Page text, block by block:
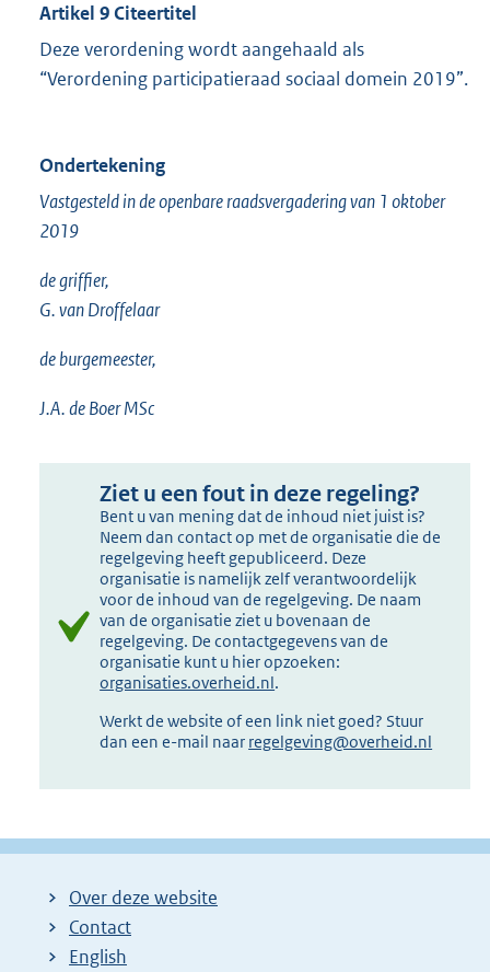
Artikel 9 Citeertitel
Deze verordening wordt aangehaald als
“Verordening participatieraad sociaal domein 2019”.
Ondertekening
Vastgesteld in de openbare raadsvergadering van 1 oktober
2019
de griffier,
G. van Droffelaar
de burgemeester,
J.A. de Boer MSc
Ziet u een fout in deze regeling?
Bent u van mening dat de inhoud niet juist is?
Neem dan contact op met de organisatie die de
regelgeving heeft gepubliceerd. Deze
organisatie is namelijk zelf verantwoordelijk
voor de inhoud van de regelgeving. De naam
van de organisatie ziet u bovenaan de
regelgeving. De contactgegevens van de
organisatie kunt u hier opzoeken:
organisaties.overheid.nl.
Werkt de website of een link niet goed? Stuur
dan een e-mail naar regelgeving@overheid.nl
Over deze website
Contact
English